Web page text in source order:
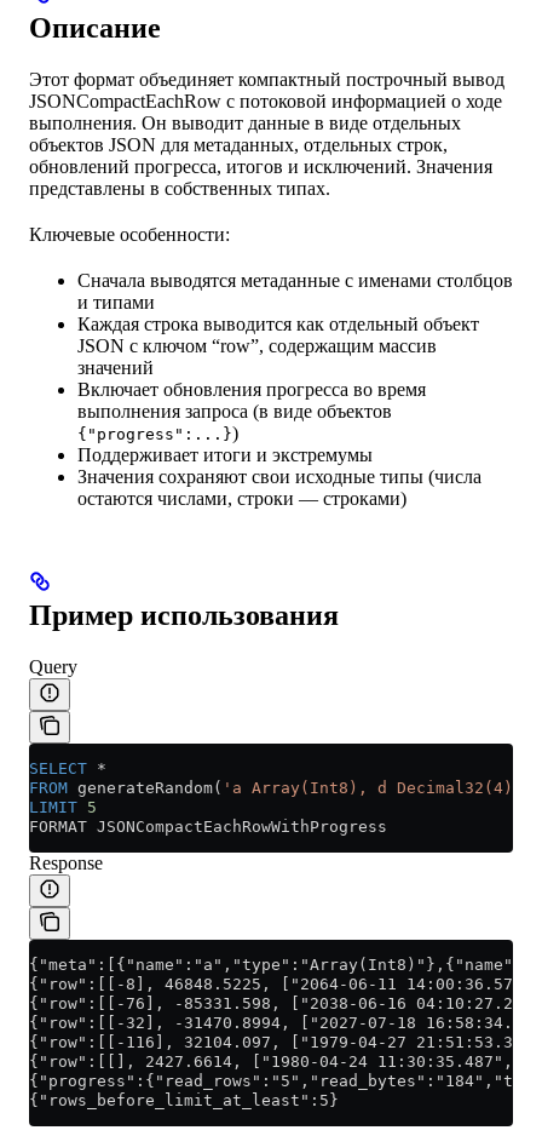
Описание
Этот формат объединяет компактный построчный вывод
JSONCompactEachRow с потоковой информацией о ходе
выполнения. Он выводит данные в виде отдельных
объектов JSON для метаданных, отдельных строк,
обновлений прогресса, итогов и исключений. Значения
представлены в собственных типах.
Ключевые особенности:
Сначала выводятся метаданные с именами столбцов
и типами
Каждая строка выводится как отдельный объект
JSON с ключом “row”, содержащим массив
значений
Включает обновления прогресса во время
выполнения запроса (в виде объектов
{"progress":...})
Поддерживает итоги и экстремумы
Значения сохраняют свои исходные типы (числа
остаются числами, строки — строками)
Пример использования
Query
SELECT *
FROM generateRandom( 'a Array(Int8), d Decimal32(4), c
LIMIT 5
FORMAT JSONCompactEachRowWithProgress
Response
{"row":[[-8], 46848.5225, ["2064-06-11
{"row":[[-76], -85331.598, ["2038-06-16
{"row":[[-32], -31470.8994, ["2027-07-18
{"row":[[-116], 32104.097, ["1979-04-27
{"row":[[], 2427.6614, ["1980-04-24
{"rows_before_limit_at_least":5}